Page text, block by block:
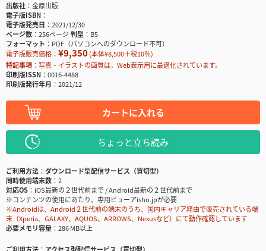
出版社
金原出版
電子版ISBN
電子版発売日
2021/12/30
ページ数
256ページ判型
B5
フォーマット
PDF（パソコンへのダウンロード不可）
電子版販売価格： ¥9,350(本体¥8,500＋税10％)
特記事項
写真・イラストの画質は，Web表示用に最適化されています。
印刷版ISSN
0016-4488
印刷版発行年月
2021/12
カートに入れる
ちょっと立ち読み
ご利用方法
ダウンロード型配信サービス（買切型）
同時使用端末数
2
対応OS
iOS最新の２世代前まで / Android最新の２世代前まで
※コンテンツの使用にあたり、専用ビューアisho.jpが必要
※Androidは、Android２世代前の端末のうち、国内キャリア経由で販売されている端
末（Xperia、GALAXY、AQUOS、ARROWS、Nexusなど）にて動作確認しています
必要メモリ容量
286 MB以上